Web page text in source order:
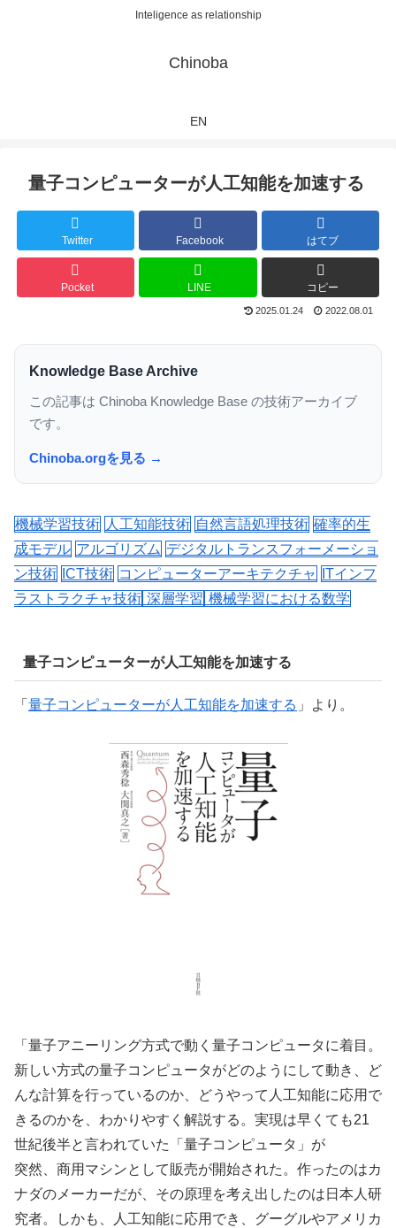
Inteligence as relationship
Chinoba
EN
量子コンピューターが人工知能を加速する
Twitter Facebook はてブ
Pocket LINE コピー
2025.01.24 2022.08.01
Knowledge Base Archive
この記事は Chinoba Knowledge Base の技術アーカイブ
です。
Chinoba.orgを見る →
機械学習技術 人工知能技術 自然言語処理技術 確率的生
成モデル アルゴリズム デジタルトランスフォーメーショ
ン技術 ICT技術 コンピューターアーキテクチャ
ITインフ
ラストラクチャ技術 深層学習 機械学習における数学
量子コンピューターが人工知能を加速する
「 量子コンピューターが人工知能を加速する 」より。
「量子アニーリング方式で動く量子コンピュータに着目。
新しい方式の量子コンピュータがどのようにして動き、ど
んな計算を行っているのか、どうやって人工知能に応用で
きるのかを、わかりやすく解説する。 実現は早くても21
世紀後半と言われていた「量子コンピュータ」が
突然、商用マシンとして販売が開始された。 作ったのはカ
ナダのメーカーだが、その原理を考え出したのは日本人研
究者。
しかも、人工知能に応用でき、グーグルやアメリカ